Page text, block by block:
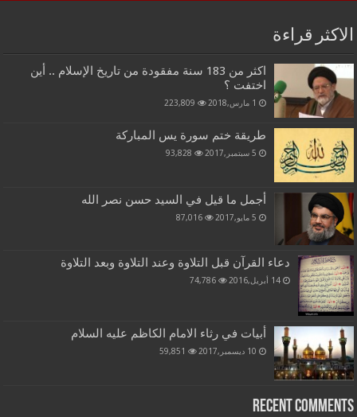
الاكثر قراءة
اكثر من 183 سنة مفقودة من تاريخ الإسلام .. أين
اختفت ؟
1 مارس,2018 223,809
طريقة ختم سورة يس المباركة
5 سبتمبر,2017 93,828
أجمل ما قيل في السيد حسن نصر الله
5 مايو,2017 87,016
دعاء القرآن قبل التلاوة وعند التلاوة وبعد التلاوة
14 أبريل,2016 74,786
أبيات في رثاء الامام الكاظم عليه السلام
10 ديسمبر,2017 59,851
Recent Comments